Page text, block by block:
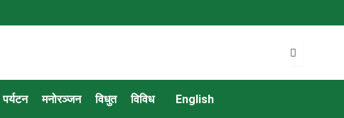
पर्यटन मनोरञ्जन विधुत विविध English